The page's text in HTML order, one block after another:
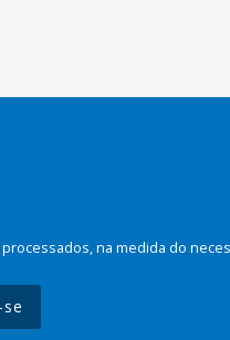
na medida do